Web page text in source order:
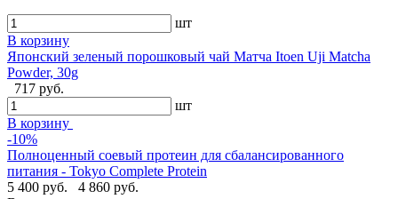
шт
В корзину
Японский зеленый порошковый чай Матча Itoen Uji Matcha
Powder, 30g
717 руб.
шт
В корзину
-10%
Полноценный соевый протеин для сбалансированного
питания - Tokyo Complete Protein
5 400 руб.
4 860 руб.